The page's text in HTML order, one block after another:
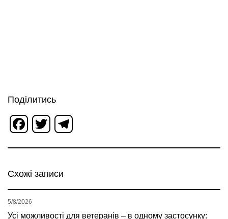
Поділитись
Facebook
Twitter
Схожі записи
Усі можливості для ветеранів – в одному застосунку:
5/8/2026